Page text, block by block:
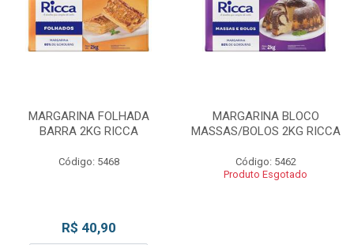
MARGARINA FOLHADA
BARRA 2KG RICCA
Código: 5468
R$ 40,90
MARGARINA BLOCO
MASSAS/BOLOS 2KG RICCA
Código: 5462
Produto Esgotado